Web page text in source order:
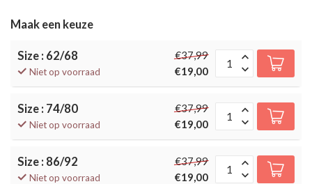
Maak een keuze
Size : 62/68
Niet op voorraad
€37,99
€19,00
Size : 74/80
Niet op voorraad
€37,99
€19,00
Size : 86/92
Niet op voorraad
€37,99
€19,00